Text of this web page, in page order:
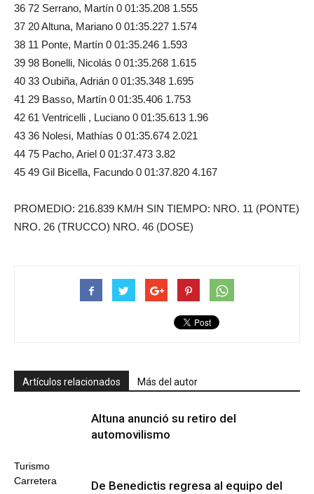
36 72 Serrano, Martín 0 01:35.208 1.555
37 20 Altuna, Mariano 0 01:35.227 1.574
38 11 Ponte, Martín 0 01:35.246 1.593
39 98 Bonelli, Nicolás 0 01:35.268 1.615
40 33 Oubiña, Adrián 0 01:35.348 1.695
41 29 Basso, Martín 0 01:35.406 1.753
42 61 Ventricelli , Luciano 0 01:35.613 1.96
43 36 Nolesi, Mathías 0 01:35.674 2.021
44 75 Pacho, Ariel 0 01:37.473 3.82
45 49 Gil Bicella, Facundo 0 01:37.820 4.167
PROMEDIO: 216.839 KM/H SIN TIEMPO: NRO. 11 (PONTE)
NRO. 26 (TRUCCO) NRO. 46 (DOSE)
Artículos relacionados Más del autor
Turismo
Carretera
Altuna anunció su retiro del
automovilismo
De Benedictis regresa al equipo del